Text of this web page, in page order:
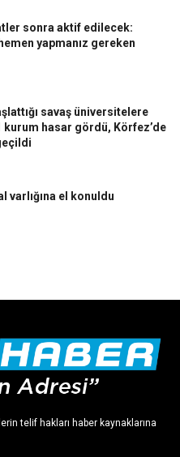
sonra aktif edilecek:
yapmanız gereken
savaş üniversitelere
kurum hasar gördü, Körfez’de
varlığına el konuldu
telif hakları haber kaynaklarına